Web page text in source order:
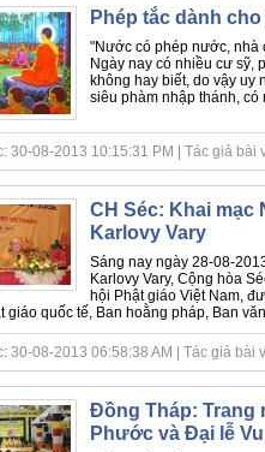
Phép tắc dành
"Nước có phép nước, nhà
Ngày nay có nhiều cư sỹ,
không hay biết, do vậy uy
siêu phàm nhập thánh, có
30-08-2013 10:15:31 PM | Tác giả bài
CH Séc: Khai mạc
Karlovy Vary
Sáng nay ngày 28-08-
Karlovy Vary, Cộng hòa
hội Phật giáo Việt Nam,
giáo quốc tế, Ban hoằng pháp, Ban
30-08-2013 06:58:38 AM | Tác giả bài
Đồng Tháp: Trang
Phước và Đại lễ